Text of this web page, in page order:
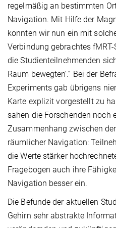
regelmäßig an bestimmten
Navigation. Mit Hilfe der
konnten wir nun ein mit
Verbindung gebrachtes
die Studienteilnehmenden
Raum bewegten‘.“ Bei der
Experiments gab übrigens
Karte explizit vorgestellt zu
sahen die Forschenden noch
Zusammenhang zwischen
räumlicher Navigation:
die Werte stärker
Fragebogen auch ihre
Navigation besser ein.
Die Befunde der aktuellen
Gehirn sehr abstrakte